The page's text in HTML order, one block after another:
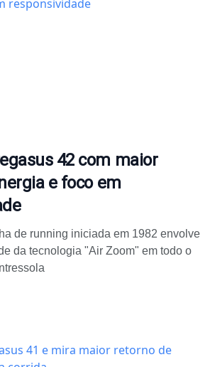
42 com maior
e foco em
de running iniciada em 1982 envolve
da tecnologia "Air Zoom" em todo o